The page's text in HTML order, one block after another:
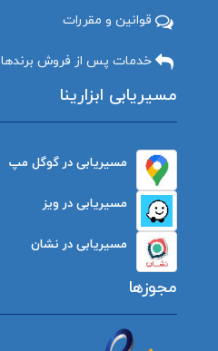
قوانین و مقررات
خدمات پس از فروش برندها
مسیریابی ابزارینا
مسیریابی در گوگل مپ
مسیریابی در ویز
مسیریابی در نشان
مجوزها